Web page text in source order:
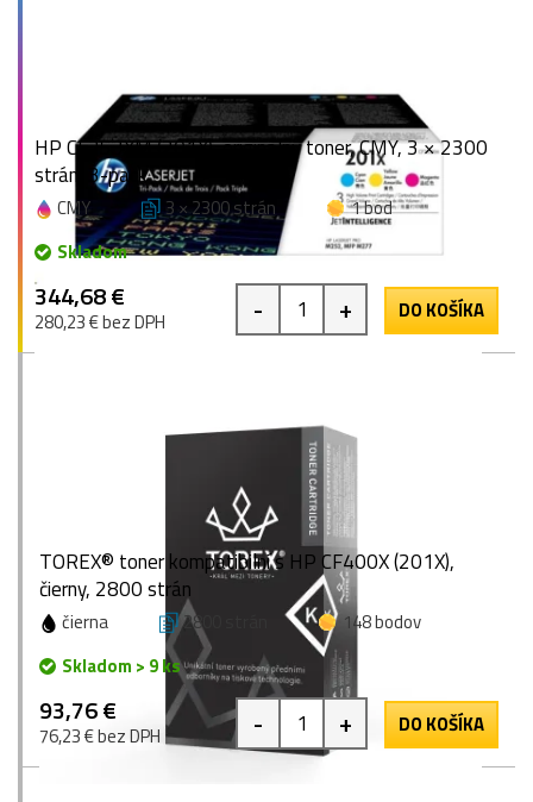
HP CF253XM (201X), originálny toner, CMY, 3 × 2300
strán, 3-pack
CMY 3 × 2300 strán
1 bod
Skladom
344,68 €
280,23 € bez DPH - + DO KOŠÍKA
TOREX® toner kompatibilní s HP CF400X (201X),
čierny, 2800 strán
čierna 2800 strán
148 bodov
Skladom > 9 ks
93,76 €
76,23 € bez DPH - + DO KOŠÍKA